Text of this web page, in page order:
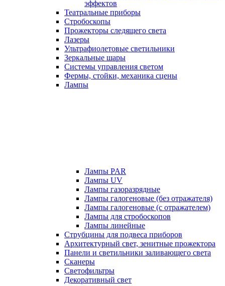
эффектов
Театральные приборы
Стробоскопы
Прожекторы следящего света
Лазеры
Ультрафиолетовые светильники
Зеркальные шары
Системы управления светом
Фермы, стойки, механика сцены
Лампы
Лампы PAR
Лампы UV
Лампы газоразрядные
Лампы галогеновые (без отражателя)
Лампы галогеновые (с отражателем)
Лампы для стробоскопов
Лампы линейные
Струбцины для подвеса приборов
Архитектурный свет, зенитные прожектора
Панели и светильники заливающего света
Сканеры
Светофильтры
Декоративный свет